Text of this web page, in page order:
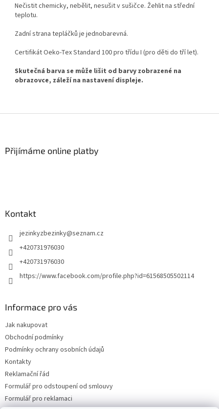
Nečistit chemicky, nebělit, nesušit v sušičce. Žehlit na střední
teplotu.
Zadní strana tepláčků je jednobarevná.
Certifikát Oeko-Tex Standard 100 pro třídu I (pro děti do tří let).
Skutečná barva se může lišit od barvy zobrazené na
obrazovce, záleží na nastavení displeje.
Přijímáme online platby
Kontakt
jezinkyzbezinky@seznam.cz
+420731976030
+420731976030
https://www.facebook.com/profile.php?id=61568505502114
Informace pro vás
Jak nakupovat
Obchodní podmínky
Podmínky ochrany osobních údajů
Kontakty
Reklamační řád
Formulář pro odstoupení od smlouvy
Formulář pro reklamaci